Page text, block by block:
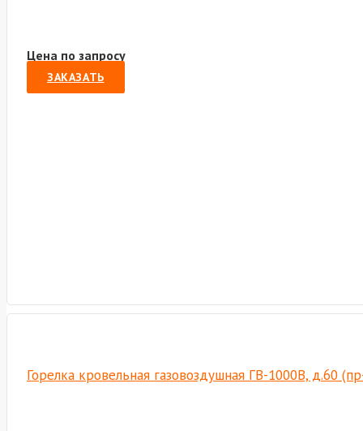
Цена по запросу
ЗАКАЗАТЬ
Горелка кровельная газовоздушная ГВ-1000В, д.60